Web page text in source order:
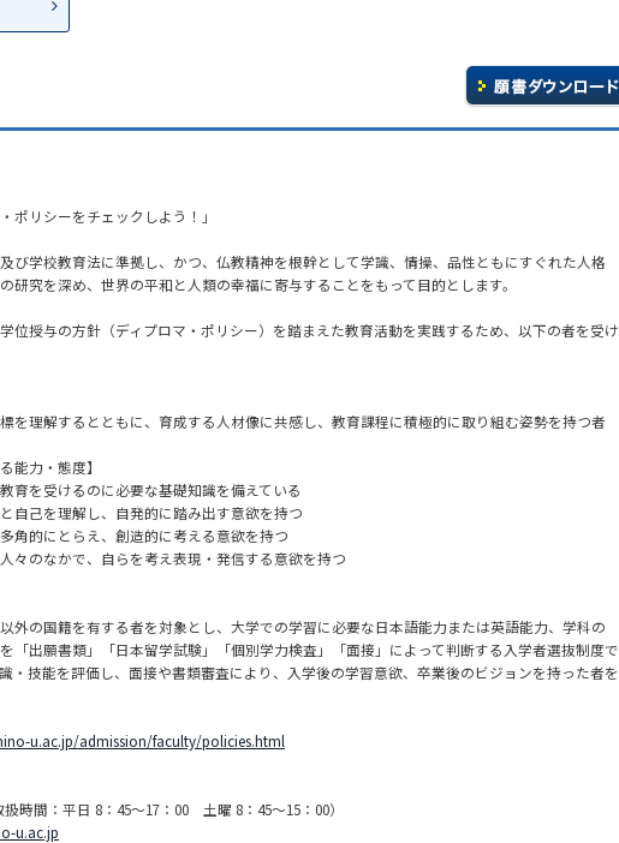
ポリシーをチェックしよう！」
び学校教育法に準拠し、かつ、仏教精神を根幹として学識、情操、品性ともにすぐれた人格
研究を深め、世界の平和と人類の幸福に寄与することをもって目的とします。
位授与の方針（ディプロマ・ポリシー）を踏まえた教育活動を実践するため、以下の者を受け
を理解するとともに、育成する人材像に共感し、教育課程に積極的に取り組む姿勢を持つ者
能力・態度】
育を受けるのに必要な基礎知識を備えている
自己を理解し、自発的に踏み出す意欲を持つ
角的にとらえ、創造的に考える意欲を持つ
々のなかで、自らを考え表現・発信する意欲を持つ
外の国籍を有する者を対象とし、大学での学習に必要な日本語能力または英語能力、学科の
「出願書類」「日本留学試験」「個別学力検査」「面接」によって判断する入学者選抜制度で
・技能を評価し、面接や書類審査により、入学後の学習意欲、卒業後のビジョンを持った者を
u.ac.jp/admission/faculty/policies.html
扱時間：平日 8：45～17：00 土曜 8：45～15：00）
u.ac.jp